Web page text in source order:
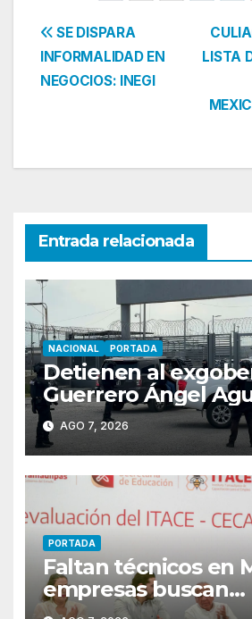
Navegación
de
LISTA
SE DISPARA
INFORMALIDAD EN
NEGOCIOS: INEGI
Entrada relacionada
NACIONAL PORTADA
Detienen al
Guerrero Ángel
obstrucción en el
Ayotzinapa
AGO 7, 2026
PORTADA
Faltan técnicos en
empresas buscan
trabajadores antes